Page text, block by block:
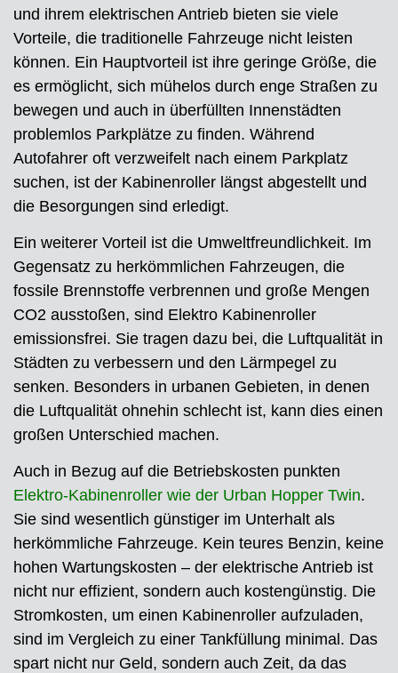
und ihrem elektrischen Antrieb bieten sie viele
Vorteile, die traditionelle Fahrzeuge nicht leisten
können. Ein Hauptvorteil ist ihre geringe Größe, die
es ermöglicht, sich mühelos durch enge Straßen zu
bewegen und auch in überfüllten Innenstädten
problemlos Parkplätze zu finden. Während
Autofahrer oft verzweifelt nach einem Parkplatz
suchen, ist der Kabinenroller längst abgestellt und
die Besorgungen sind erledigt.
Ein weiterer Vorteil ist die Umweltfreundlichkeit. Im
Gegensatz zu herkömmlichen Fahrzeugen, die
fossile Brennstoffe verbrennen und große Mengen
CO2 ausstoßen, sind Elektro Kabinenroller
emissionsfrei. Sie tragen dazu bei, die Luftqualität in
Städten zu verbessern und den Lärmpegel zu
senken. Besonders in urbanen Gebieten, in denen
die Luftqualität ohnehin schlecht ist, kann dies einen
großen Unterschied machen.
Auch in Bezug auf die Betriebskosten punkten
Elektro-Kabinenroller wie der Urban Hopper Twin.
Sie sind wesentlich günstiger im Unterhalt als
herkömmliche Fahrzeuge. Kein teures Benzin, keine
hohen Wartungskosten – der elektrische Antrieb ist
nicht nur effizient, sondern auch kostengünstig. Die
Stromkosten, um einen Kabinenroller aufzuladen,
sind im Vergleich zu einer Tankfüllung minimal. Das
spart nicht nur Geld, sondern auch Zeit, da das